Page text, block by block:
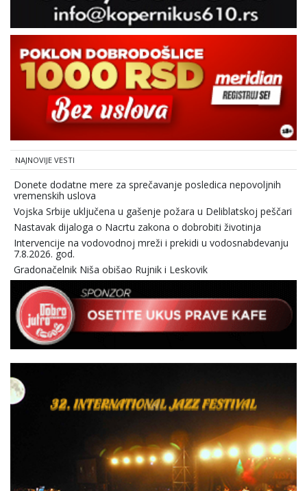
NAJNOVIJE VESTI
Donete dodatne mere za sprečavanje posledica nepovoljnih
vremenskih uslova
Vojska Srbije uključena u gašenje požara u Deliblatskoj peščari
Nastavak dijaloga o Nacrtu zakona o dobrobiti životinja
Intervencije na vodovodnoj mreži i prekidi u vodosnabdevanju
7.8.2026. god.
Gradonačelnik Niša obišao Rujnik i Leskovik